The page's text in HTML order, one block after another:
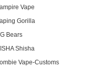
Vape
Gorilla
Bears
Shisha
Vape-Customs